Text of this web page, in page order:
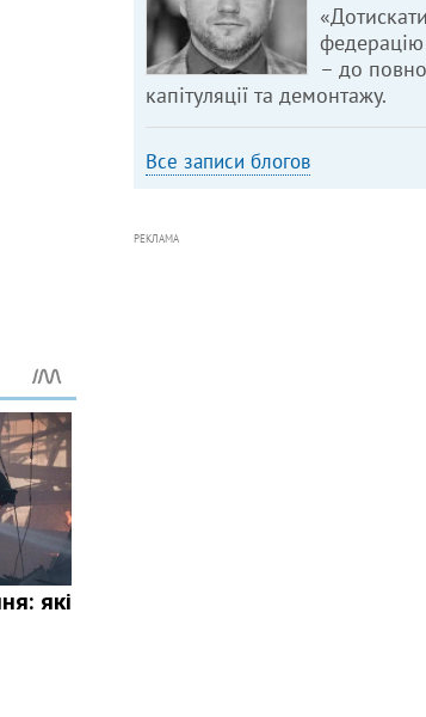
федерацію
– до
капітуляції та демонтажу.
Все записи блогов
РЕКЛАМА